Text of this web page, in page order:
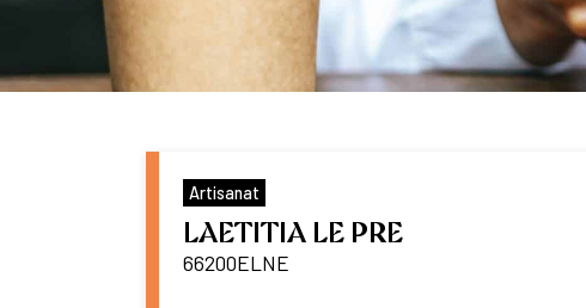
Artisanat
LAETITIA LE PRE
66200ELNE